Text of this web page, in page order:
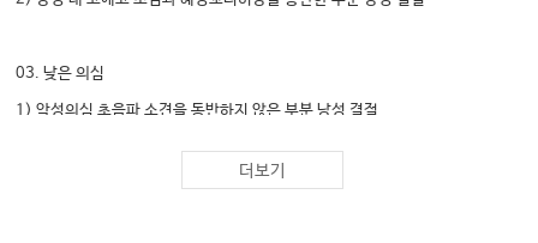
03. 낮은 의심
1) 악성의심 초음파 소견을 동반하지 않은 부분 낭성 결절
2) 악성의심 초음파 소견을 동반하지 않은 동-/고에코 결절
더보기